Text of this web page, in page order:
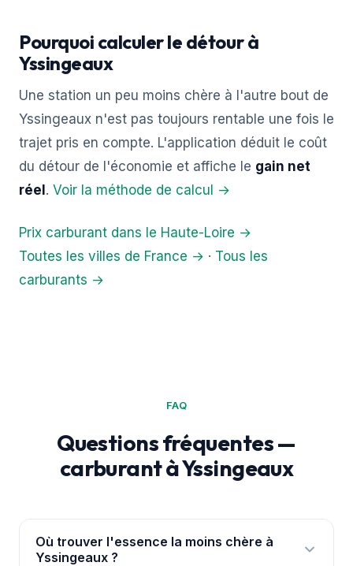
Pourquoi calculer le détour à
Yssingeaux
Une station un peu moins chère à l'autre bout de
Yssingeaux n'est pas toujours rentable une fois le
trajet pris en compte. L'application déduit le coût
du détour de l'économie et affiche le gain net
réel . Voir la méthode de calcul →
Prix carburant dans le Haute-Loire →
Toutes les villes de France → · Tous les
carburants →
FAQ
Questions fréquentes —
carburant à Yssingeaux
Où trouver l'essence la moins chère à
Yssingeaux ?